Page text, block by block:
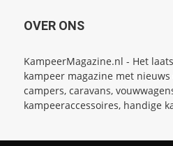
OVER ONS
KampeerMagazine.nl - Het
kampeer magazine met
campers, caravans,
kampeeraccessoires, handige